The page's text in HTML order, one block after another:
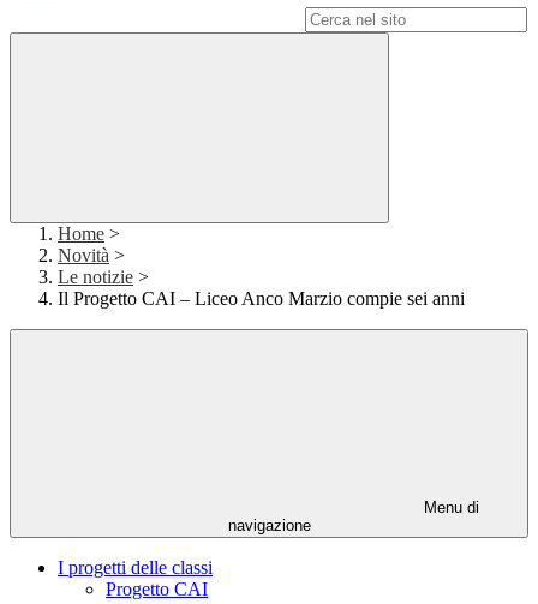
Home >
Novità >
Le notizie >
Il Progetto CAI – Liceo Anco Marzio compie sei anni
Menu di
navigazione
I progetti delle classi
Progetto CAI